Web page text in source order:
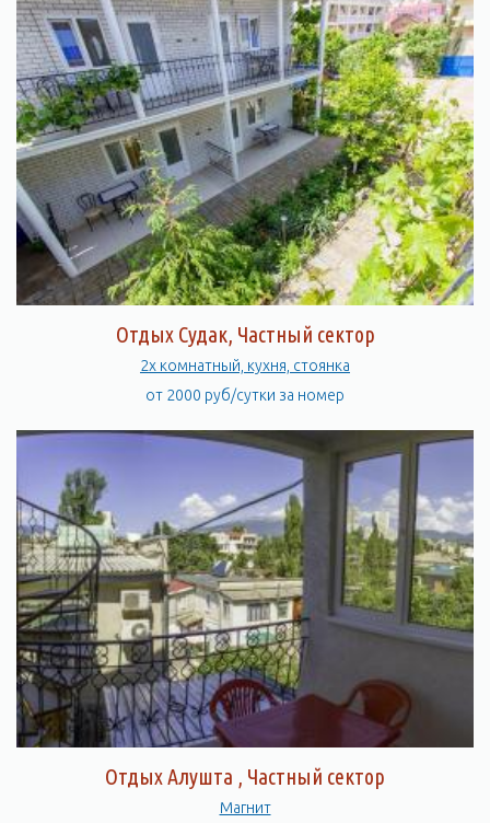
Отдых Судак, Частный сектор
2х комнатный, кухня, стоянка
от 2000 руб/сутки за номер
Отдых Алушта , Частный сектор
Магнит